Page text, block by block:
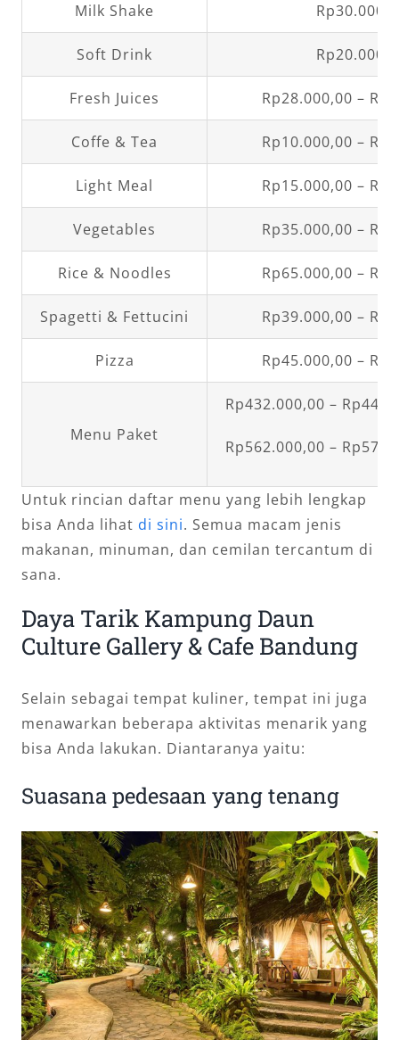
Milk Shake
Soft Drink
Fresh Juices Rp28.000,00 –
Coffe & Tea Rp10.000,00 –
Light Meal Rp15.000,00 –
Vegetables Rp35.000,00 –
Rice & Noodles Rp65.000,00 –
Spagetti & Fettucini Rp39.000,00 –
Pizza Rp45.000,00 –
Menu Paket
Rp432.000,00 –
Rp562.000,00 –
Untuk rincian daftar menu yang lebih lengkap
bisa Anda lihat di sini. Semua macam jenis
makanan, minuman, dan cemilan tercantum di
sana.
Daya Tarik Kampung Daun
Culture Gallery & Cafe Bandung
Selain sebagai tempat kuliner, tempat ini juga
menawarkan beberapa aktivitas menarik yang
bisa Anda lakukan. Diantaranya yaitu:
Suasana pedesaan yang tenang